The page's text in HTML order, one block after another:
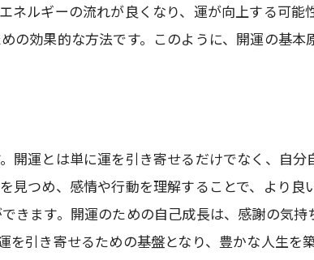
心の平和がもたらす幸運
自己反省と開運の関係
クリスタルと開運のつながり
お守りの正しい活用方法
開運をサポートする香りの力
ネルギーの流れが良くなり、運が向上する可
の効果的な方法です。このように、開運の基
開運とは単に運を引き寄せるだけでなく、自
見つめ、感情や行動を理解することで、より
きます。開運のための自己成長は、感謝の気
を引き寄せるための基盤となり、豊かな人生を